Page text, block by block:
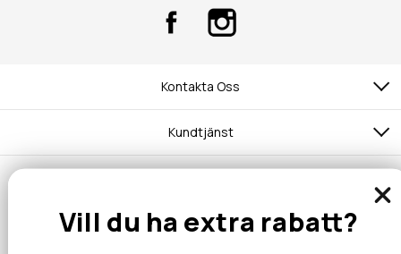
Kontakta Oss
Kundtjänst
© 2026 Hobbyhallen.se
Vill du ha extra rabatt?